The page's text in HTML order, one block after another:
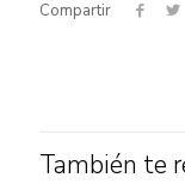
Compartir
También te